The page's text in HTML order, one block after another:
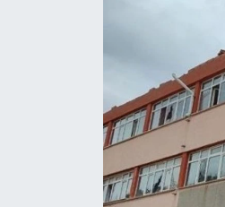
TARIM VE HAYVANCILIK
KÜLTÜR SANAT
RESMİ İLAN